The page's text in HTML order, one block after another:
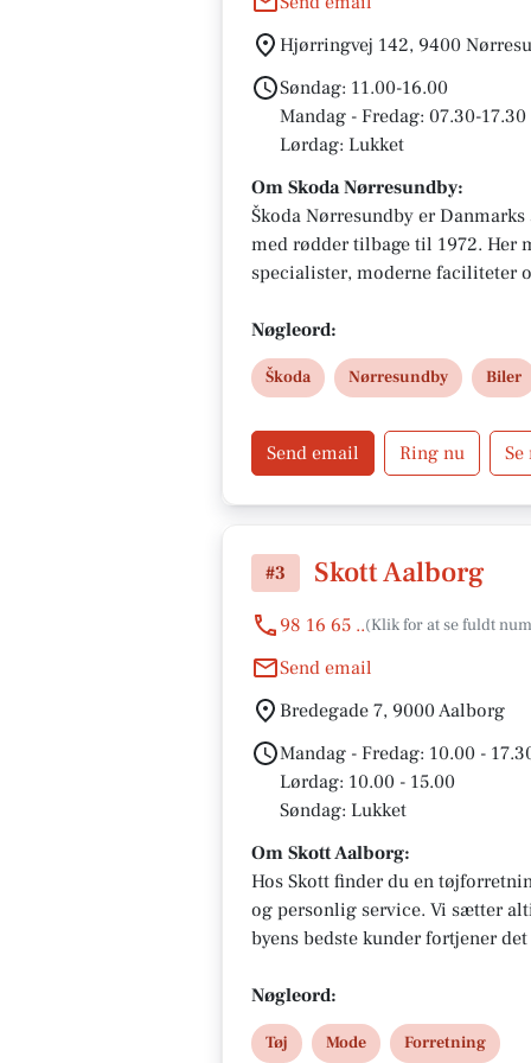
Hjørringvej 142, 9400
Søndag: 11.00-16.00
Mandag - Fredag: 07.30-17.30
Lørdag: Lukket
Om Skoda Nørresundby:
Škoda Nørresundby er
med rødder tilbage til 1972. Her
specialister, moderne faciliteter
modelprogram og stærkt lokalt
kvalitet i både bilkøb og service.
Nøgleord:
Škoda Nørresundby Biler
Send email Ring nu Se
#3 Skott Aalborg
98 16 65 ..
Send email
Bredegade 7, 9000 Aalborg
Mandag - Fredag: 10.00 -
Lørdag: 10.00 - 15.00
Søndag: Lukket
Om Skott Aalborg:
Hos Skott finder du en
og personlig service. Vi sætter
byens bedste kunder fortjener
Nøgleord:
Tøj Mode Forretning